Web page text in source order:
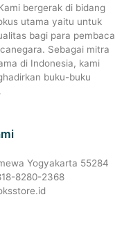
bergerak di bidang
utama yaitu untuk
bagi para pembaca
Sebagai mitra
di Indonesia, kami
buku-buku
Yogyakarta 55284
8280-2368